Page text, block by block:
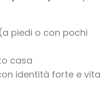
piedi o con pochi
casa
identità forte e vita